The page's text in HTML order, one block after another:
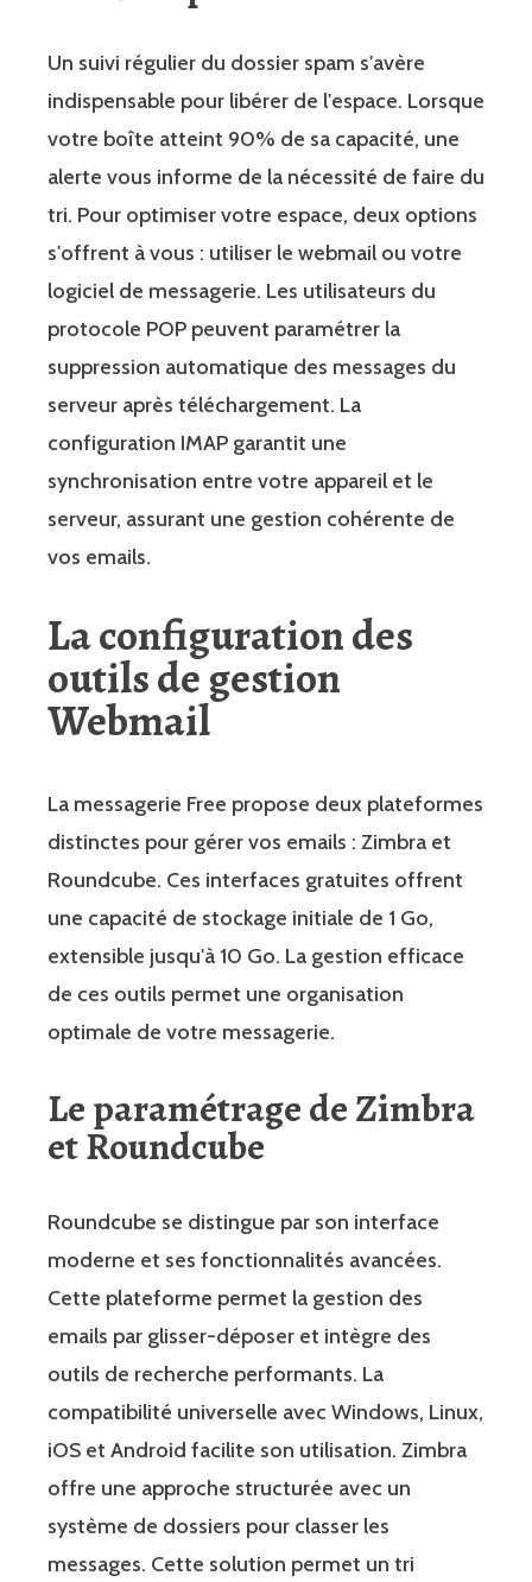
Un suivi régulier du dossier spam s'avère
indispensable pour libérer de l'espace. Lorsque
votre boîte atteint 90% de sa capacité, une
alerte vous informe de la nécessité de faire du
tri. Pour optimiser votre espace, deux options
s'offrent à vous : utiliser le webmail ou votre
logiciel de messagerie. Les utilisateurs du
protocole POP peuvent paramétrer la
suppression automatique des messages du
serveur après téléchargement. La
configuration IMAP garantit une
synchronisation entre votre appareil et le
serveur, assurant une gestion cohérente de
vos emails.
La configuration des
outils de gestion
Webmail
La messagerie Free propose deux plateformes
distinctes pour gérer vos emails : Zimbra et
Roundcube. Ces interfaces gratuites offrent
une capacité de stockage initiale de 1 Go,
extensible jusqu'à 10 Go. La gestion efficace
de ces outils permet une organisation
optimale de votre messagerie.
Le paramétrage de Zimbra
et Roundcube
Roundcube se distingue par son interface
moderne et ses fonctionnalités avancées.
Cette plateforme permet la gestion des
emails par glisser-déposer et intègre des
outils de recherche performants. La
compatibilité universelle avec Windows, Linux,
iOS et Android facilite son utilisation. Zimbra
offre une approche structurée avec un
système de dossiers pour classer les
messages. Cette solution permet un tri